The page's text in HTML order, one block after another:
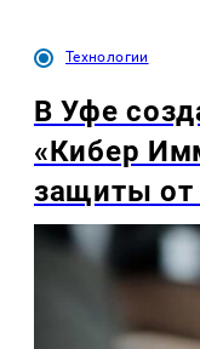
Технологии
В Уфе
«Кибер
защиты